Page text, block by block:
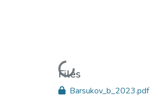
Loading...
Files
Barsukov_b_2023.pdf